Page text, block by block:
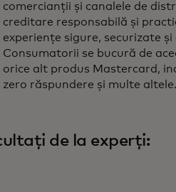
comercianții și canalele de
creditare responsabilă și
experiențe sigure, securizate și
Consumatorii se bucură de
orice alt produs Mastercard,
zero răspundere și multe altele.
de la experți: